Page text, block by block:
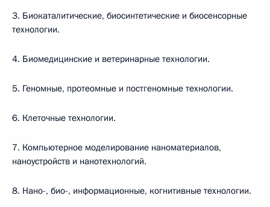
3. Биокаталитические, биосинтетические и биосенсорные
технологии.
4. Биомедицинские и ветеринарные технологии.
5. Геномные, протеомные и постгеномные технологии.
6. Клеточные технологии.
7. Компьютерное моделирование наноматериалов,
наноустройств и нанотехнологий.
8. Нано-, био-, информационные, когнитивные технологии.